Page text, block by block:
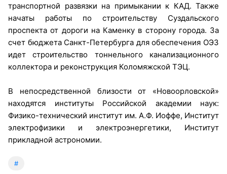
транспортной развязки на примыкании к КАД. Также
начаты работы по строительству Суздальского
проспекта от дороги на Каменку в сторону города. За
счет бюджета Санкт-Петербурга для обеспечения ОЭЗ
идет строительство тоннельного канализационного
коллектора и реконструкция Коломяжской ТЭЦ.
В непосредственной близости от «Новоорловской»
находятся институты Российской академии наук:
Физико-технический институт им. А.Ф. Иоффе, Институт
электрофизики и электроэнергетики, Институт
прикладной астрономии.
#